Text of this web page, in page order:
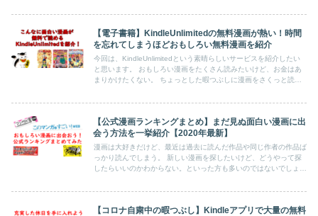
【電子書籍】KindleUnlimitedの無料漫画が熱い！時間
を忘れてしまうほどおもしろい無料漫画を紹介
今回は、KindleUnlimitedという素晴らしいサービスを紹介したい
と思います。 おもしろい漫画をたくさん読みたいけど、お金はあ
まりかけたくない。 ちょっとした暇つぶしに漫画をさくっと読み
【公式漫画ランキングまとめ】まだ見ぬ面白い漫画に出
会う方法を一挙紹介【2020年最新】
漫画は大好きだけど、最近は過去に読んだ作品や同じ作者の作品ば
っかり読んでしまう。 新しい漫画を探したいけど、どうやって探
したらいいのかわからない。といった方も多いのではないでしょう
【コロナ自粛中の暇つぶし】Kindleアプリで大量の無料